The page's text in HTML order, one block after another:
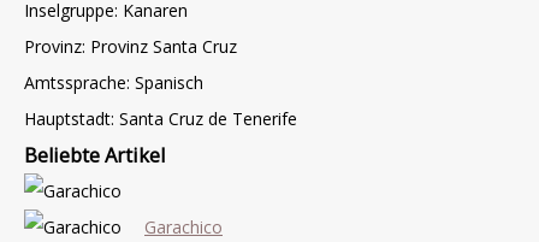
Inselgruppe: Kanaren
Provinz: Provinz Santa Cruz
Amtssprache: Spanisch
Hauptstadt: Santa Cruz de Tenerife
Beliebte Artikel
Garachico